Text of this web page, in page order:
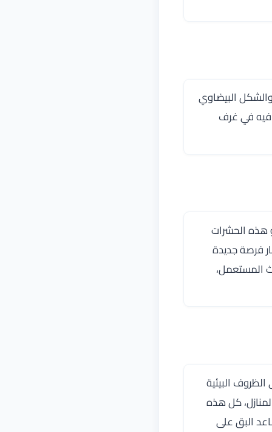
البيضاوي
فيه في غرف
هذه الحشرات
فرصة جديدة
المستعمل،
البيئية
كل هذه
البق على